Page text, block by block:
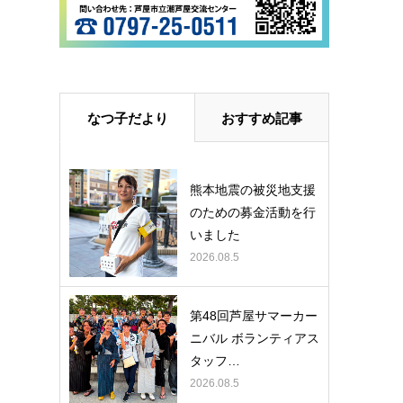
なつ子だより おすすめ記事
熊本地震の被災地支援
のための募金活動を行
いました
2026.08.5
第48回芦屋サマーカー
ニバル ボランティアス
タッフ…
2026.08.5